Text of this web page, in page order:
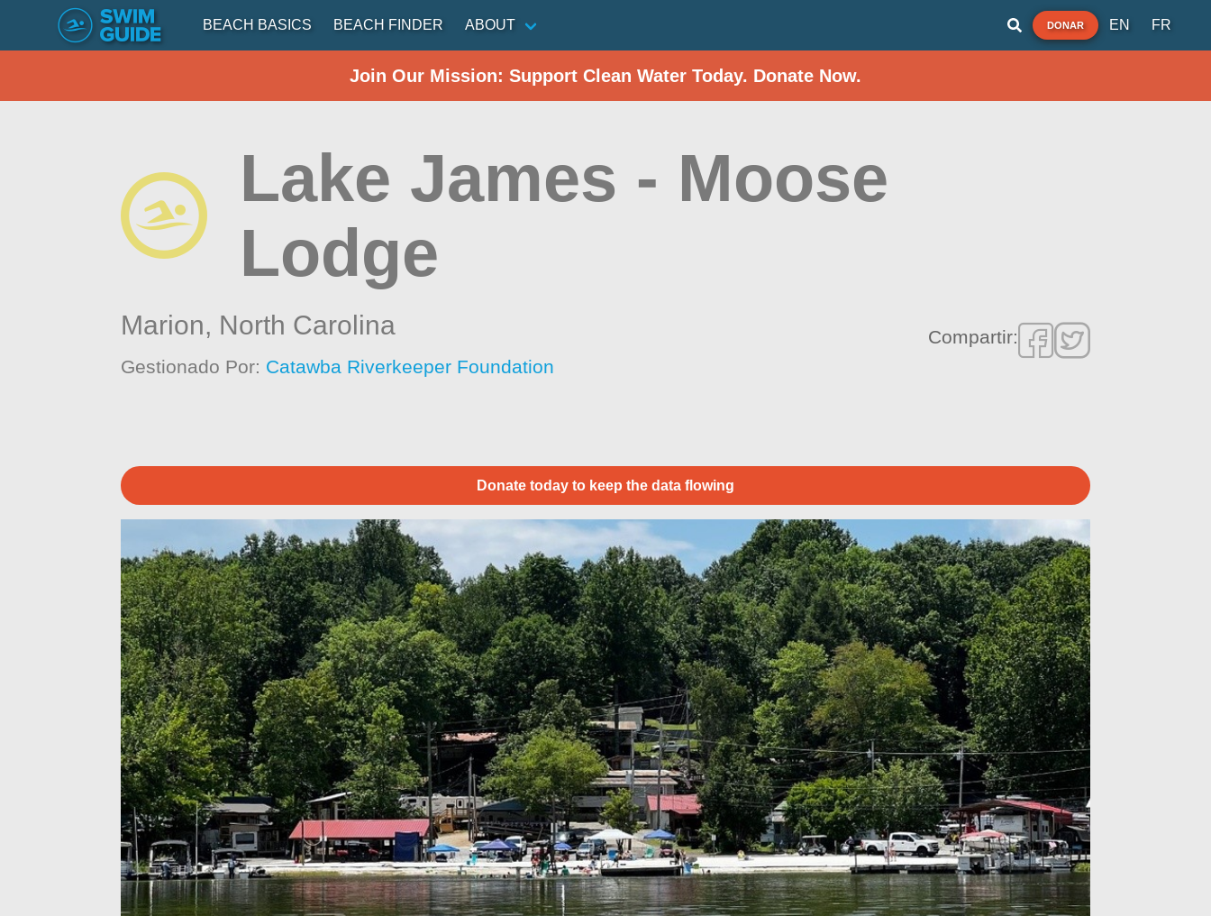
BEACH BASICS BEACH FINDER ABOUT DONAR EN FR
Join Our Mission: Support Clean Water Today. Donate Now.
Lake James - Moose
Lodge
Marion, North Carolina
Gestionado Por: Catawba Riverkeeper Foundation
Compartir:
Donate today to keep the data flowing